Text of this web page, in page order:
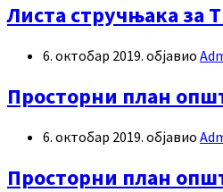
Листа стручњака за
6. октобар 2019. објавио
Просторни план
6. октобар 2019. објавио
Просторни план